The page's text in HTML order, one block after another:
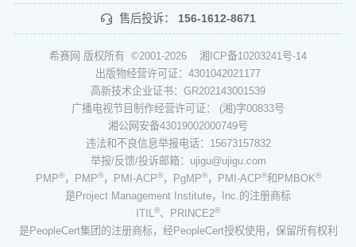
售后投诉： 156-1612-8671
希赛网 版权所有 ©2001-2026 湘ICP备10203241号-14
出版物经营许可证：4301042021177
高新技术企业证书：GR202143001539
广播电视节目制作经营许可证： (湘)字00833号
湘公网安备43019002000749号
违法和不良信息举报电话：15673157832
举报/反馈/投诉邮箱：ujigu@ujigu.com
PMP®，PMP®，PMI-ACP®，PgMP®，PMI-ACP®和PMBOK®
是Project Management Institute，Inc.的注册商标
ITIL®、PRINCE2®
是PeopleCert集团的注册商标，经PeopleCert授权使用，保留所有权利